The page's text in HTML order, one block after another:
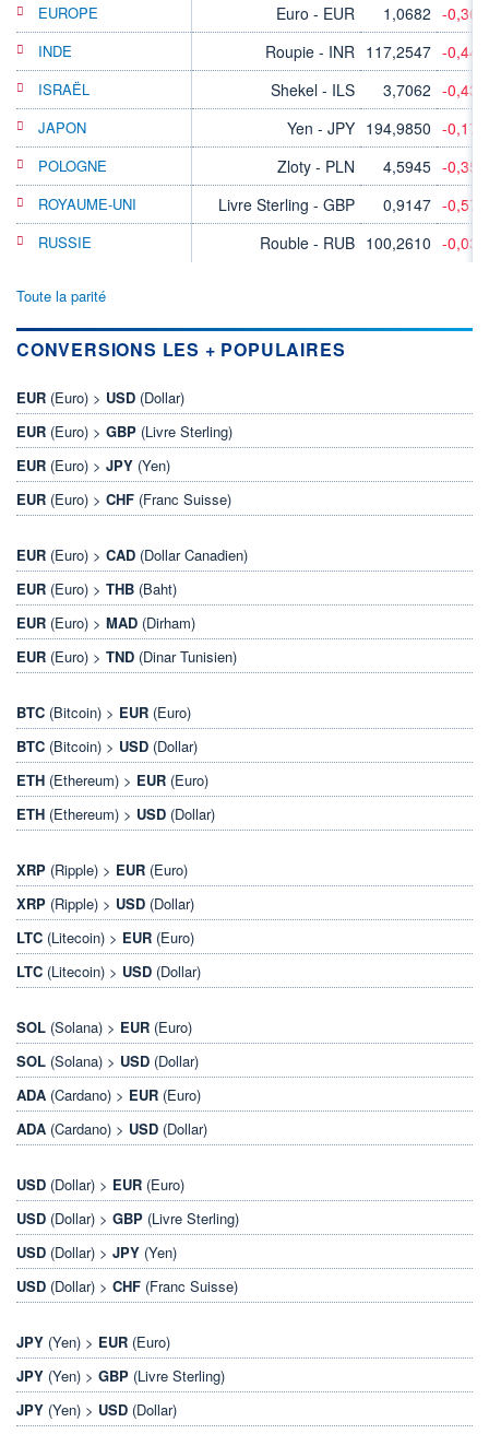
EUROPE Euro - EUR 1,0682 -
INDE Roupie - INR 117,2547 -
ISRAËL Shekel - ILS 3,7062 -
JAPON Yen - JPY 194,9850 -
POLOGNE Zloty - PLN 4,5945 -
ROYAUME-UNI Livre Sterling - GBP 0,9147 -
RUSSIE Rouble - RUB 100,2610 -
Toute la parité
CONVERSIONS LES + POPULAIRES
EUR (Euro) > USD (Dollar)
EUR (Euro) > GBP (Livre Sterling)
EUR (Euro) > JPY (Yen)
EUR (Euro) > CHF (Franc Suisse)
EUR (Euro) > CAD (Dollar Canadien)
EUR (Euro) > THB (Baht)
EUR (Euro) > MAD (Dirham)
EUR (Euro) > TND (Dinar Tunisien)
BTC (Bitcoin) > EUR (Euro)
BTC (Bitcoin) > USD (Dollar)
ETH (Ethereum) > EUR (Euro)
ETH (Ethereum) > USD (Dollar)
XRP (Ripple) > EUR (Euro)
XRP (Ripple) > USD (Dollar)
LTC (Litecoin) > EUR (Euro)
LTC (Litecoin) > USD (Dollar)
SOL (Solana) > EUR (Euro)
SOL (Solana) > USD (Dollar)
ADA (Cardano) > EUR (Euro)
ADA (Cardano) > USD (Dollar)
USD (Dollar) > EUR (Euro)
USD (Dollar) > GBP (Livre Sterling)
USD (Dollar) > JPY (Yen)
USD (Dollar) > CHF (Franc Suisse)
JPY (Yen) > EUR (Euro)
JPY (Yen) > GBP (Livre Sterling)
JPY (Yen) > USD (Dollar)